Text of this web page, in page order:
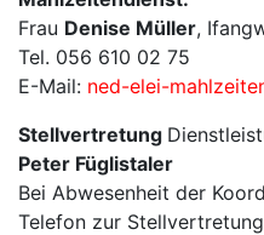
Frau Denise Müller,
Tel. 056 610 02 75
E-Mail: ned-elei-
Stellvertretung
Peter Füglistaler
Bei Abwesenheit der
Telefon zur